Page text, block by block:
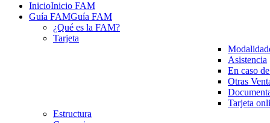
InicioInicio FAM
Guía FAMGuía FAM
¿Qué es la FAM?
Tarjeta
Asistencia
En caso
Otras
Tarjeta
Estructura